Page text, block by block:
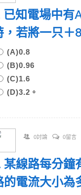
已知電場中有
，若將一只＋
(A)0.8
(B)0.96
(C)1.6
(D)3.2。
0討論 0留言
某線路每分鐘
的電流大小為